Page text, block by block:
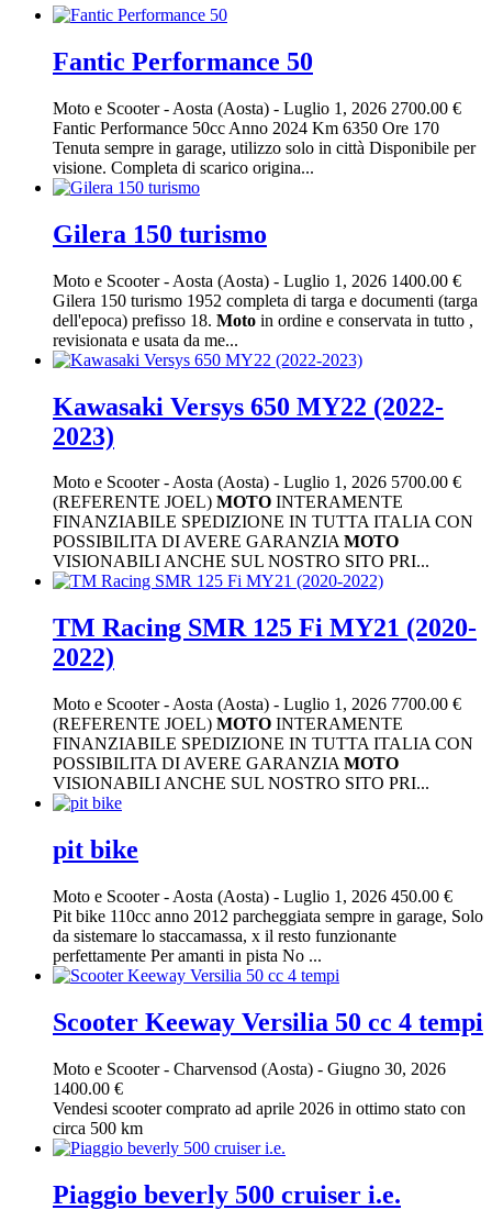
Fantic Performance 50
Moto e Scooter- Aosta (Aosta) - Luglio 1, 2026 2700.00 €
Fantic Performance 50cc Anno 2024 Km 6350 Ore 170
Tenuta sempre in garage, utilizzo solo in città Disponibile per
visione. Completa di scarico origina...
Gilera 150 turismo
Moto e Scooter- Aosta (Aosta) - Luglio 1, 2026 1400.00 €
Gilera 150 turismo 1952 completa di targa e documenti (targa
dell'epoca) prefisso 18. Moto in ordine e conservata in tutto ,
revisionata e usata da me...
Kawasaki Versys 650 MY22 (2022-
2023)
Moto e Scooter-Aosta (Aosta) - Luglio 1, 2026 5700.00 €
(REFERENTE JOEL) MOTO INTERAMENTE
FINANZIABILE SPEDIZIONE IN TUTTA ITALIA CON
POSSIBILITA DI AVERE GARANZIAMOTO
VISIONABILI ANCHE SUL NOSTRO SITO PRI...
TM Racing SMR 125 Fi MY21 (2020-
2022)
Moto e Scooter- Aosta (Aosta) - Luglio 1, 2026 7700.00 €
(REFERENTE JOEL) MOTO INTERAMENTE
FINANZIABILE SPEDIZIONE IN TUTTA ITALIA CON
POSSIBILITA DI AVERE GARANZIA MOTO
VISIONABILI ANCHE SUL NOSTRO SITO PRI...
pit bike
Moto e Scooter- Aosta (Aosta) - Luglio 1, 2026 450.00 €
Pit bike 110cc anno 2012 parcheggiata sempre in garage, Solo
da sistemare lo staccamassa, x il resto funzionante
perfettamente Per amanti in pista No ...
Scooter Keeway Versilia 50 cc 4 tempi
Moto e Scooter- Charvensod (Aosta) - Giugno 30, 2026
1400.00 €
Vendesi scooter comprato ad aprile 2026 in ottimo stato con
circa 500 km
Piaggio beverly 500 cruiser i.e.